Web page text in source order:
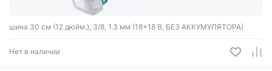
шина 30 см (12 дюйм.), 3/8, 1.3 мм (18+18 В, БЕЗ АККУМУЛЯТОРА)
Нет в наличии